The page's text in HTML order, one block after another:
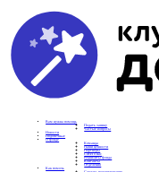
Вам нужна помощь
Подать заявку
Частые вопросы
Новости
Подопечные
О фонде
Команда
Наши ценности
Партнеры
СМИ о нас
Реквизиты фонда
Контакты
Отделения
Как помочь